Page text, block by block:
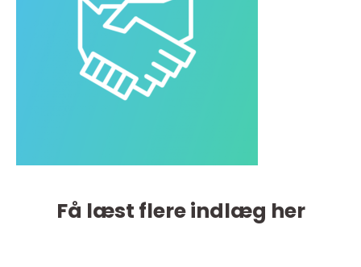
Få læst flere indlæg her